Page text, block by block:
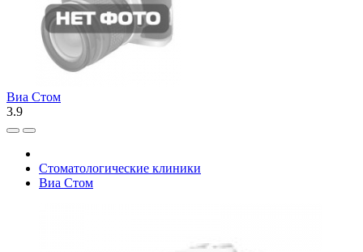
Виа Стом
3.9
Стоматологические клиники
Виа Стом